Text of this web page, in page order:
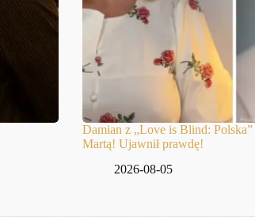
Damian z „Love is Blind: Polska”
Martą! Ujawnił prawdę!
2026-08-05